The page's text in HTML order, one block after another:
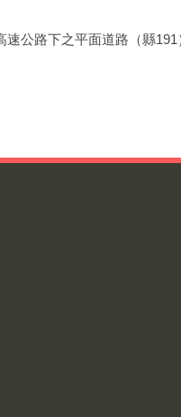
公路下之平面道路（縣